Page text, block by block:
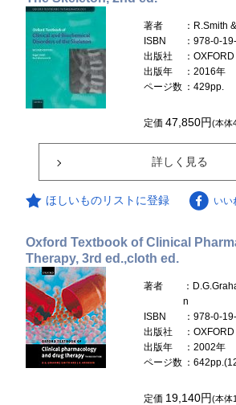
著者
：R.Smith
ISBN
：978-0-
出版社
：
出版年
：2016年
ページ数 ：429pp.
定価47,850円(本体
詳しく見る
ほしいものリストに登録 いい
Oxford Textbook of Clinical
Therapy, 3rd ed.,cloth ed.
著者
：
n
ISBN
：978-0-
出版社
：
出版年
：2002年
ページ数 ：
定価 19,140円(本体